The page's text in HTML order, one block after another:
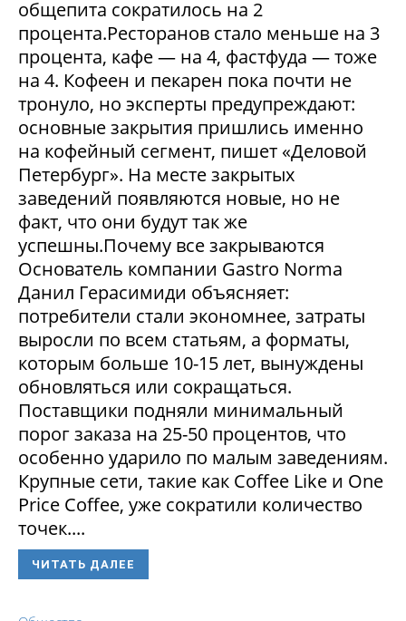
общепита сократилось на 2
процента.Ресторанов стало меньше на 3
процента, кафе — на 4, фастфуда — тоже
на 4. Кофеен и пекарен пока почти не
тронуло, но эксперты предупреждают:
основные закрытия пришлись именно
на кофейный сегмент, пишет «Деловой
Петербург». На месте закрытых
заведений появляются новые, но не
факт, что они будут так же
успешны.Почему все закрываются
Основатель компании Gastro Norma
Данил Герасимиди объясняет:
потребители стали экономнее, затраты
выросли по всем статьям, а форматы,
которым больше 10-15 лет, вынуждены
обновляться или сокращаться.
Поставщики подняли минимальный
порог заказа на 25-50 процентов, что
особенно ударило по малым заведениям.
Крупные сети, такие как Coffee Like и One
Price Coffee, уже сократили количество
точек....
ЧИТАТЬ ДАЛЕЕ